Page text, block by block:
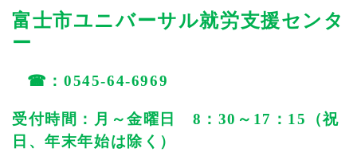
富士市ユニバーサル就労支援センタ
ー
☎ ： 0545-64-6969
受付時間：月～金曜日 8 ： 30 ～ 17 ： 15
（祝
日、年末年始は除く）